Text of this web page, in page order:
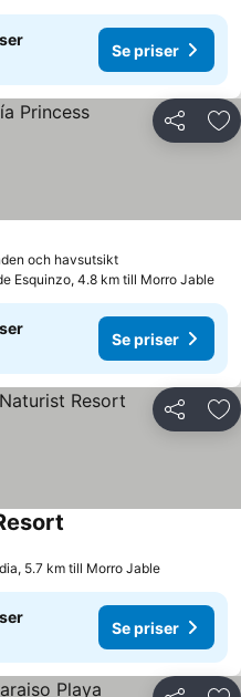
Se priser
Dela
och havsutsikt
Esquinzo, 4.8 km till Morro Jable
Se priser
Dela
5.7 km till Morro Jable
Se priser